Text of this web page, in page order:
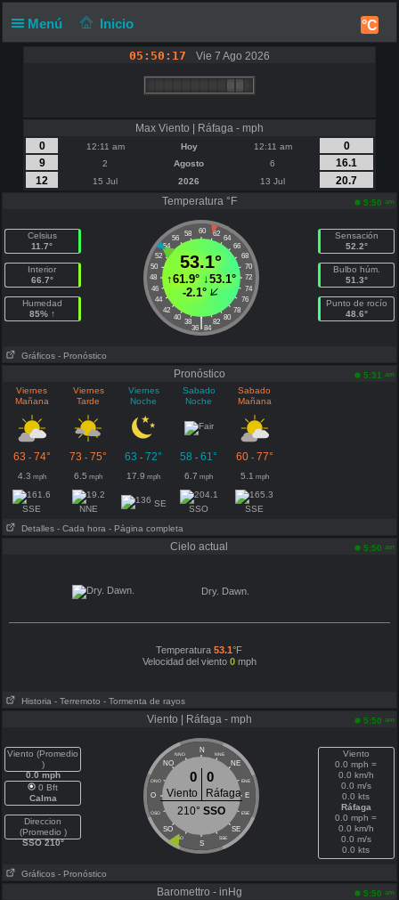
Menú Inicio °C
05:50:17 Vie 7 Ago 2026
Max Viento | Ráfaga - mph
0
12:11 am Hoy 12:11 am
0
9
2 Agosto 6
16.1
12
15 Jul 2026 13 Jul
20.7
Temperatura °F
5:50 am
Celsius
11.7°
Interior
66.7°
Humedad
85% ↑
60
58 62
56
64
54
66
52
68
50
70
48
72
46
74
44
76
42
78
40
80
38 82
|
36 84
53.1°
↑61.9°↓53.1°
-2.1°
Sensación
52.2°
Bulbo húm.
51.3°
Punto de rocío
48.6°
Gráficos - Pronóstico
Pronóstico 5:31 am
Viernes
Mañana
Viernes
Tarde
Viernes
Noche
Sabado
Noche
Sabado
Mañana
63 - 74° 73 - 75° 63 - 72° 58 -61° 60- 77°
4.3 mph 6.5 mph 17.9 mph 6.7 mph 5.1 mph
SSE NNE
SE
SSO
SSE
Detalles - Cada hora - Página completa
Cielo actual 5:50 am
Dry. Dawn.
Temperatura53.1°F
Velocidad del viento 0mph
Historia - Terremoto - Tormenta de rayos
Viento | Ráfaga - mph 5:50 am
Viento (Promedio
)
0.0 mph
0 Bft
Calma
Direccion
(Promedio )
SSO 210°
N
NNO NNE
NO NE
ONO ENE
O E
OSO ESE
SO SE
SSO SSE
S
0 0
Viento
Ráfaga
210° SSO
Viento
0.0 mph =
0.0 km/h
0.0 m/s
0.0 kts
Ráfaga
0.0 mph =
0.0 km/h
0.0 m/s
0.0 kts
Gráficos - Pronóstico
Baromettro - inHg 5:50 am